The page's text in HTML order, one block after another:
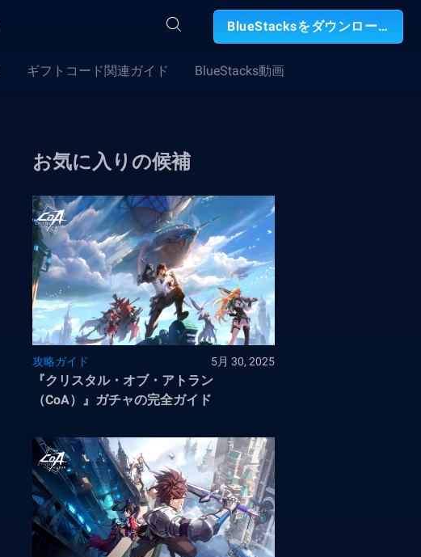
BlueStacksをダウンロード
ギフトコード関連ガイド BlueStacks動画
お気に入りの候補
攻略ガイド 5月 30, 2025
『クリスタル・オブ・アトラン
（CoA）』ガチャの完全ガイド